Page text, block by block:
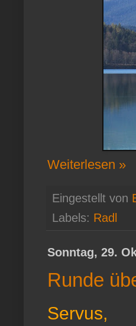
Weiterlesen »
Eingestellt von
Labels: Radl
Sonntag, 29.
Runde
Servus,